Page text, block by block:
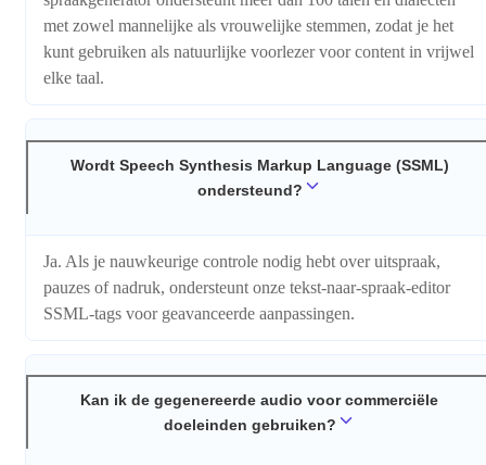
met zowel mannelijke als vrouwelijke stemmen, zodat je het
kunt gebruiken als natuurlijke voorlezer voor content in vrijwel
elke taal.
Wordt Speech Synthesis Markup Language (SSML)
ondersteund?
Ja. Als je nauwkeurige controle nodig hebt over uitspraak,
pauzes of nadruk, ondersteunt onze tekst-naar-spraak-editor
SSML-tags voor geavanceerde aanpassingen.
Kan ik de gegenereerde audio voor commerciële
doeleinden gebruiken?